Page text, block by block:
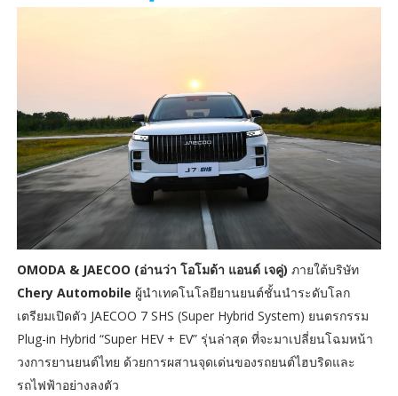
OMODA & JAECOO (อ่านว่า โอโมด้า แอนด์ เจคู่) ภายใต้บริษัท
Chery Automobile ผู้นำเทคโนโลยียานยนต์ชั้นนำระดับโลก
เตรียมเปิดตัว JAECOO 7 SHS (Super Hybrid System) ยนตรกรรม
Plug-in Hybrid “Super HEV + EV” รุ่นล่าสุด ที่จะมาเปลี่ยนโฉมหน้า
วงการยานยนต์ไทย ด้วยการผสานจุดเด่นของรถยนต์ไฮบริดและ
รถไฟฟ้าอย่างลงตัว